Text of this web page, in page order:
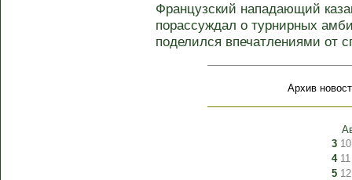
Французский нападающий
порассуждал о турнирных
поделился впечатлениями от
Архив
3 10
4 11
5 12